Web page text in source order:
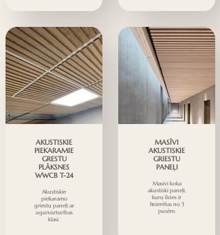
AKUSTISKIE
PIEKARAMIE
GRESTU
PLĀKSNES
WWCB T-24
Akustiskie
piekaramo
griestu paneļi ar
ugunsizturības
klasi.
MASĪVI
AKUSTISKIE
GRIESTU
PANEĻI
Masīvi koka
akustiski paneļi,
kuru līstes ir
finierētas no 3
pusēm.